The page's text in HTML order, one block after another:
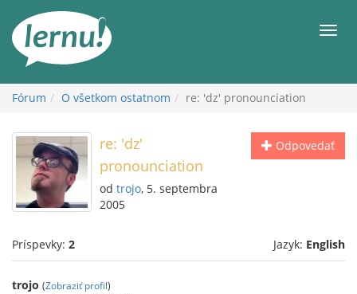
obsah
Fórum O všetkom ostatnom re: 'dz' pronounciation
Odpovedať
re: 'dz'
pronounciation
od trojo, 5. septembra
2005
Príspevky: 2 Jazyk: English
trojo (Zobraziť profil)